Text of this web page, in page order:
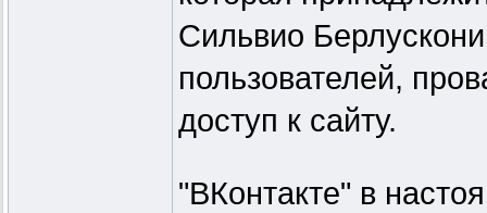
Сильвио
пользователей,
доступ к сайту.
"ВКонтакте" в